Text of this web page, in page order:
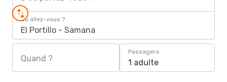
Où allez-vous ?
El Portillo - Samana
Quand ?
Passagers
1 adulte